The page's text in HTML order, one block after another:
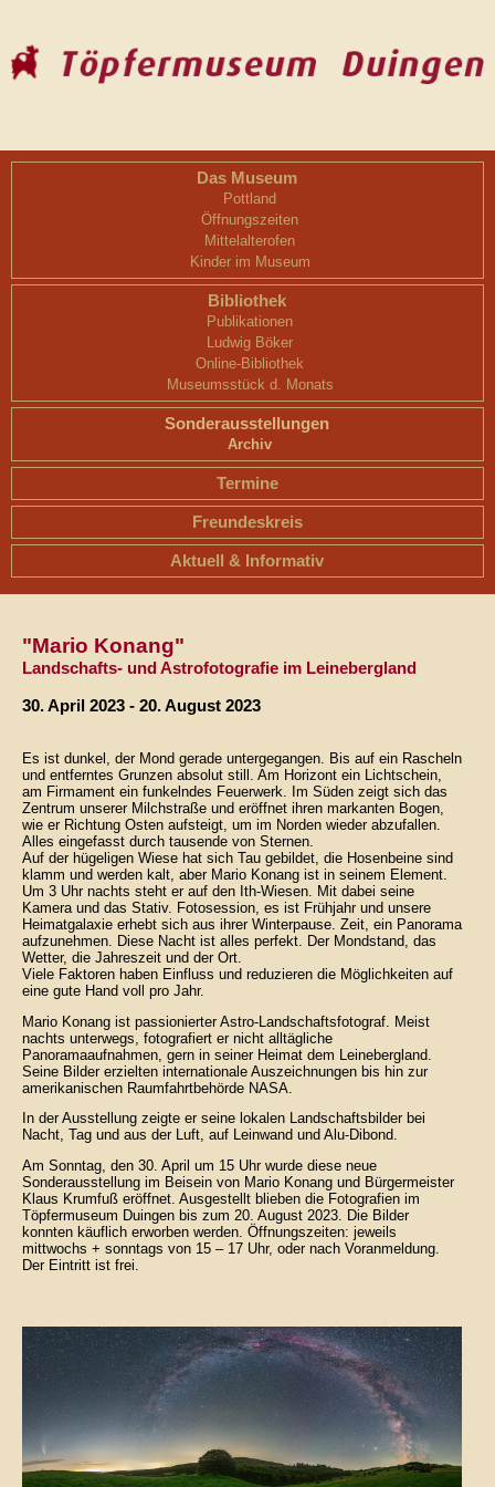
Das Museum
Pottland
Öffnungszeiten
Mittelalterofen
Kinder im Museum
Bibliothek
Publikationen
Ludwig Böker
Online-Bibliothek
Museumsstück d. Monats
Sonderausstellungen
Archiv
Termine
Freundeskreis
Aktuell & Informativ
"Mario Konang"
Landschafts- und Astrofotografie im Leinebergland
30. April 2023 - 20. August 2023
Es ist dunkel, der Mond gerade untergegangen. Bis auf ein Rascheln
und entferntes Grunzen absolut still. Am Horizont ein Lichtschein,
am Firmament ein funkelndes Feuerwerk. Im Süden zeigt sich das
Zentrum unserer Milchstraße und eröffnet ihren markanten Bogen,
wie er Richtung Osten aufsteigt, um im Norden wieder abzufallen.
Alles eingefasst durch tausende von Sternen.
Auf der hügeligen Wiese hat sich Tau gebildet, die Hosenbeine sind
klamm und werden kalt, aber Mario Konang ist in seinem Element.
Um 3 Uhr nachts steht er auf den Ith-Wiesen. Mit dabei seine
Kamera und das Stativ. Fotosession, es ist Frühjahr und unsere
Heimatgalaxie erhebt sich aus ihrer Winterpause. Zeit, ein Panorama
aufzunehmen. Diese Nacht ist alles perfekt. Der Mondstand, das
Wetter, die Jahreszeit und der Ort.
Viele Faktoren haben Einfluss und reduzieren die Möglichkeiten auf
eine gute Hand voll pro Jahr.
Mario Konang ist passionierter Astro-Landschaftsfotograf. Meist
nachts unterwegs, fotografiert er nicht alltägliche
Panoramaaufnahmen, gern in seiner Heimat dem Leinebergland.
Seine Bilder erzielten internationale Auszeichnungen bis hin zur
amerikanischen Raumfahrtbehörde NASA.
In der Ausstellung zeigte er seine lokalen Landschaftsbilder bei
Nacht, Tag und aus der Luft, auf Leinwand und Alu-Dibond.
Am Sonntag, den 30. April um 15 Uhr wurde diese neue
Sonderausstellung im Beisein von Mario Konang und Bürgermeister
Klaus Krumfuß eröffnet. Ausgestellt blieben die Fotografien im
Töpfermuseum Duingen bis zum 20. August 2023. Die Bilder
konnten käuflich erworben werden. Öffnungszeiten: jeweils
mittwochs + sonntags von 15 – 17 Uhr, oder nach Voranmeldung.
Der Eintritt ist frei.